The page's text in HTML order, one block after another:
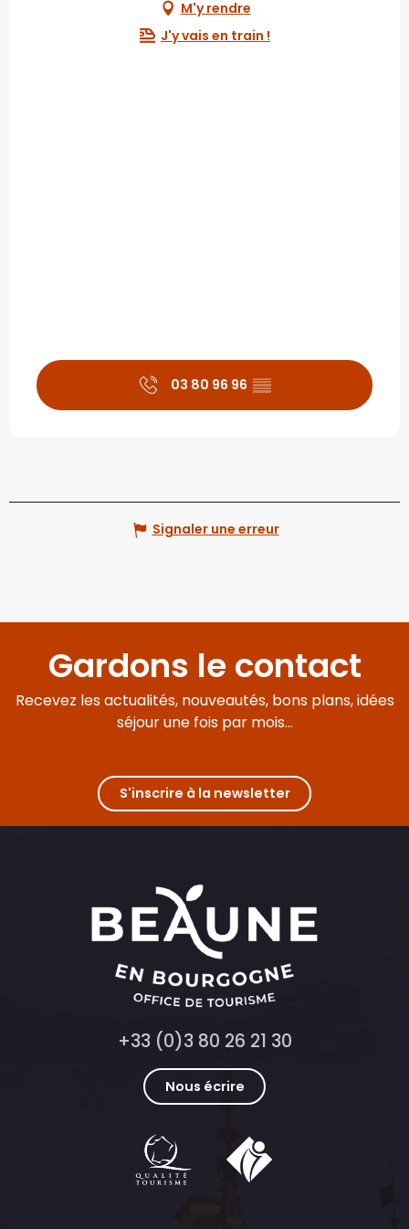
M'y rendre
J'y vais en train !
03 80 96 96 ▒▒
Signaler une erreur
Gardons le contact
Recevez les actualités, nouveautés, bons plans, idées
séjour une fois par mois...
S'inscrire à la newsletter
+33 (0)3 80 26 21 30
Nous écrire